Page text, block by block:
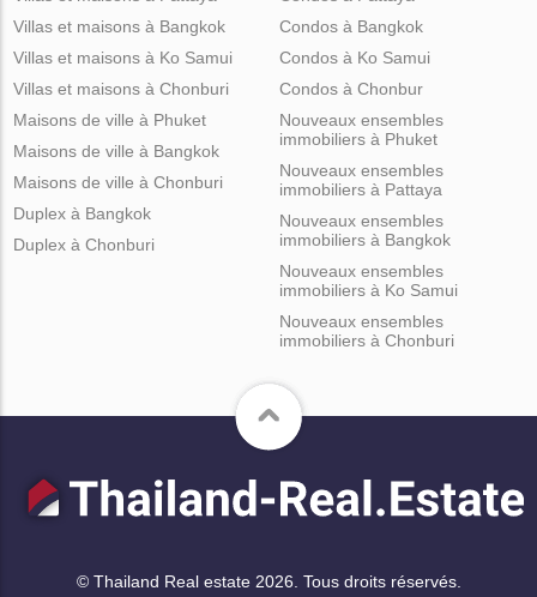
Villas et maisons à Bangkok
Villas et maisons à Ko Samui
Villas et maisons à Chonburi
Condos à Bangkok
Condos à Ko Samui
Condos à Chonbur
Maisons de ville à Phuket
Maisons de ville à Bangkok
Maisons de ville à Chonburi
Duplex à Bangkok
Duplex à Chonburi
Nouveaux ensembles
immobiliers à Phuket
Nouveaux ensembles
immobiliers à Pattaya
Nouveaux ensembles
immobiliers à Bangkok
Nouveaux ensembles
immobiliers à Ko Samui
Nouveaux ensembles
immobiliers à Chonburi
© Thailand Real estate 2026. Tous droits réservés.